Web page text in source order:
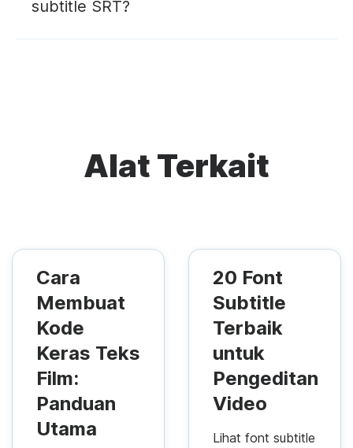
subtitle SRT?
Alat Terkait
Cara
Membuat
Kode
Keras Teks
Film:
Panduan
Utama
20 Font
Subtitle
Terbaik
untuk
Pengeditan
Video
Lihat font subtitle